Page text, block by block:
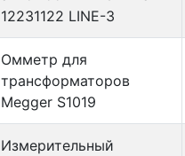
12231122 LINE-3
Омметр для
трансформаторов
Megger S1019
Измерительный